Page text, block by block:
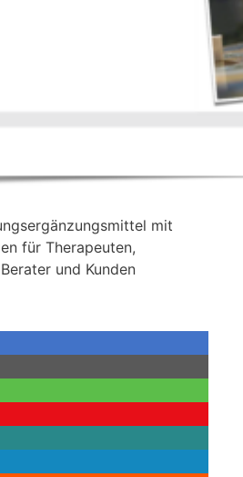
mit
für Therapeuten,
und Kunden